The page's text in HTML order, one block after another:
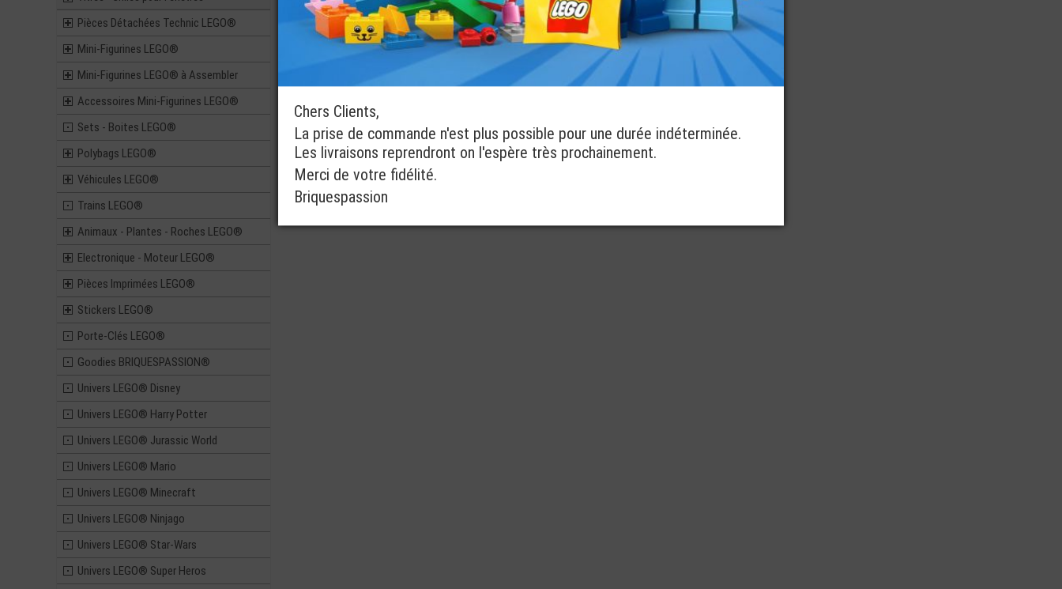
Pièces Détachées Technic LEGO®
Mini-Figurines LEGO®
Mini-Figurines LEGO® à Assembler
Accessoires Mini-Figurines LEGO®
Sets - Boites LEGO®
Polybags LEGO®
Véhicules LEGO®
Trains LEGO®
Animaux - Plantes - Roches LEGO®
Electronique - Moteur LEGO®
Pièces Imprimées LEGO®
Stickers LEGO®
Porte-Clés LEGO®
Goodies BRIQUESPASSION®
Univers LEGO® Disney
Univers LEGO® Harry Potter
Univers LEGO® Jurassic World
Univers LEGO® Mario
Univers LEGO® Minecraft
Univers LEGO® Ninjago
Univers LEGO® Star-Wars
Univers LEGO® Super Heros
Chers Clients,
La prise de commande n'est plus possible pour une durée indéterminée.
Les livraisons reprendront on l'espère très prochainement.
Merci de votre fidélité.
Briquespassion